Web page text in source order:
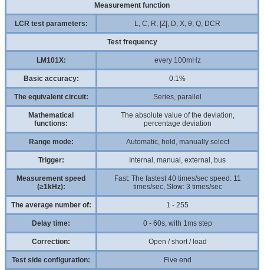
Measurement function
LCR test parameters: L, C, R, |Z|, D, X, θ, Q, DCR
Test frequency
LM101X: every 100mHz
Basic accuracy: 0.1%
The equivalent circuit: Series, parallel
Mathematical
functions:
The absolute value of the deviation,
percentage deviation
Range mode: Automatic, hold, manually select
Trigger: Internal, manual, external, bus
Measurement speed
(≥1kHz):
Fast: The fastest 40 times/sec speed: 11
times/sec, Slow: 3 times/sec
The average number of: 1 - 255
Delay time: 0 - 60s, with 1ms step
Correction: Open / short / load
Test side configuration: Five end